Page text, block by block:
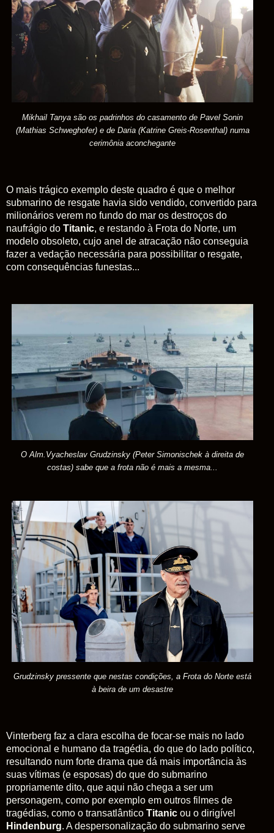
Mikhail Tanya são os padrinhos do casamento de Pavel Sonin
(Mathias Schweghofer) e de Daria (Katrine Greis-Rosenthal) numa
cerimônia aconchegante
O mais trágico exemplo deste quadro é que o melhor
submarino de resgate havia sido vendido, convertido para
milionários verem no fundo do mar os destroços do
naufrágio do Titanic, e restando à Frota do Norte, um
modelo obsoleto, cujo anel de atracação não conseguia
fazer a vedação necessária para possibilitar o resgate,
com consequências funestas...
O Alm.Vyacheslav Grudzinsky (Peter Simonischek à direita de
costas) sabe que a frota não é mais a mesma...
Grudzinsky pressente que nestas condições, a Frota do Norte está
à beira de um desastre
Vinterberg faz a clara escolha de focar-se mais no lado
emocional e humano da tragédia, do que do lado político,
resultando num forte drama que dá mais importância às
suas vítimas (e esposas) do que do submarino
propriamente dito, que aqui não chega a ser um
personagem, como por exemplo em outros filmes de
tragédias, como o transatlântico Titanic ou o dirigível
Hindenburg. A despersonalização do submarino serve